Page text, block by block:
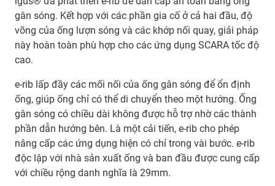
gân sóng. Kết hợp với các phần gia cố ở cả hai đầu, độ
võng của ống lượn sóng và các khớp nối quay, giải pháp
này hoàn toàn phù hợp cho các ứng dụng SCARA tốc độ
cao.
e-rib lấp đầy các mối nối của ống gân sóng để ổn định
ống, giúp ống chỉ có thể di chuyển theo một hướng. Ống
gân sóng có chiều dài không được hỗ trợ nhờ các thành
phần dẫn hướng bên. Là một cải tiến, e-rib cho phép
nâng cấp các ứng dụng hiện có chỉ trong vài bước. e-rib
độc lập với nhà sản xuất ống và ban đầu được cung cấp
với chiều rộng danh nghĩa là 29mm.